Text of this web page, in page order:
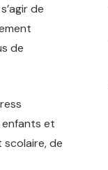
de
de
enfants et
de